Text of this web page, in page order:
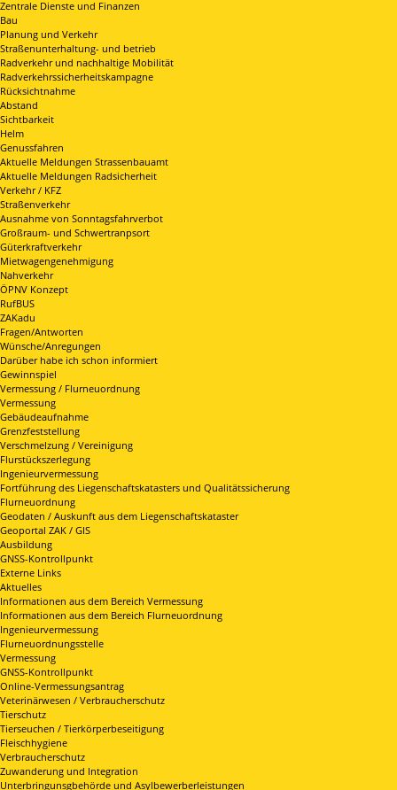
Zentrale Dienste und Finanzen
Bau
Planung und Verkehr
Straßenunterhaltung- und betrieb
Radverkehr und nachhaltige Mobilität
Radverkehrssicherheitskampagne
Rücksichtnahme
Abstand
Sichtbarkeit
Helm
Genussfahren
Aktuelle Meldungen Strassenbauamt
Aktuelle Meldungen Radsicherheit
Verkehr / KFZ
Straßenverkehr
Ausnahme von Sonntagsfahrverbot
Großraum- und Schwertranpsort
Güterkraftverkehr
Mietwagengenehmigung
Nahverkehr
ÖPNV Konzept
RufBUS
ZAKadu
Fragen/Antworten
Wünsche/Anregungen
Darüber habe ich schon informiert
Gewinnspiel
Vermessung / Flurneuordnung
Vermessung
Gebäudeaufnahme
Grenzfeststellung
Verschmelzung / Vereinigung
Flurstückszerlegung
Ingenieurvermessung
Fortführung des Liegenschaftskatasters und Qualitätssicherung
Flurneuordnung
Geodaten / Auskunft aus dem Liegenschaftskataster
Geoportal ZAK / GIS
Ausbildung
GNSS-Kontrollpunkt
Externe Links
Aktuelles
Informationen aus dem Bereich Vermessung
Informationen aus dem Bereich Flurneuordnung
Ingenieurvermessung
Flurneuordnungsstelle
Vermessung
GNSS-Kontrollpunkt
Online-Vermessungsantrag
Veterinärwesen / Verbraucherschutz
Tierschutz
Tierseuchen / Tierkörperbeseitigung
Fleischhygiene
Verbraucherschutz
Zuwanderung und Integration
Unterbringunsgbehörde und Asylbewerberleistungen